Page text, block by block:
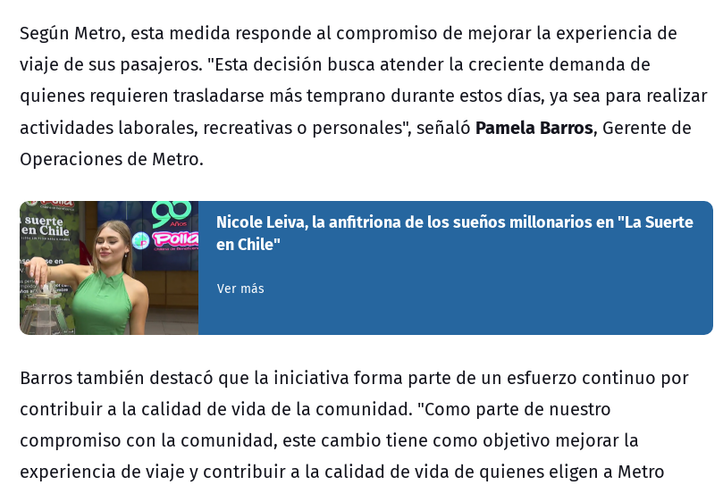
Según Metro, esta medida responde al compromiso de mejorar la experiencia de
viaje de sus pasajeros. "Esta decisión busca atender la creciente demanda de
quienes requieren trasladarse más temprano durante estos días, ya sea para realizar
actividades laborales, recreativas o personales", señaló Pamela Barros, Gerente de
Operaciones de Metro.
Nicole Leiva, la anfitriona de los sueños millonarios en "La Suerte
en Chile"
Ver más
Barros también destacó que la iniciativa forma parte de un esfuerzo continuo por
contribuir a la calidad de vida de la comunidad. "Como parte de nuestro
compromiso con la comunidad, este cambio tiene como objetivo mejorar la
experiencia de viaje y contribuir a la calidad de vida de quienes eligen a Metro